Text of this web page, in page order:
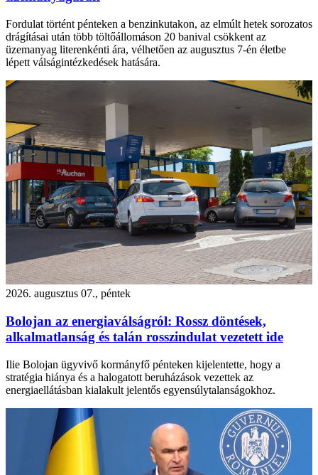
Fordulat történt pénteken a benzinkutakon, az elmúlt hetek sorozatos
drágításai után több töltőállomáson 20 banival csökkent az
üzemanyag literenkénti ára, vélhetően az augusztus 7-én életbe
lépett válságintézkedések hatására.
2026. augusztus 07., péntek
Bolojan az energiaválságról: Rossz döntések,
alkalmatlanság és talán rosszindulat vezetett ide
Ilie Bolojan ügyvivő kormányfő pénteken kijelentette, hogy a
stratégia hiánya és a halogatott beruházások vezettek az
energiaellátásban kialakult jelentős egyensúlytalanságokhoz.